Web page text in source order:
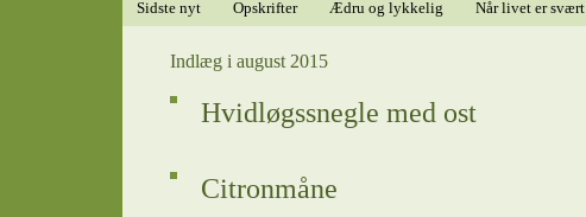
Sidste nyt Opskrifter Ædru og lykkelig Når livet er svært
Indlæg i august 2015
Hvidløgssnegle med ost
Citronmåne